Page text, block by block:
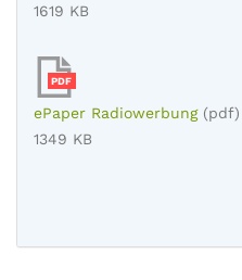
1619 KB
PDF
ePaper Radiowerbung (pdf)
1349 KB